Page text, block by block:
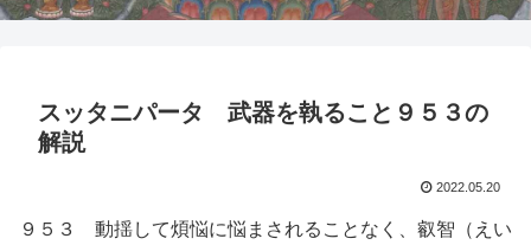
スッタニパータ 武器を執ること９５３の
解説
2022.05.20
９５３ 動揺して煩悩に悩まされることなく、叡智（えい